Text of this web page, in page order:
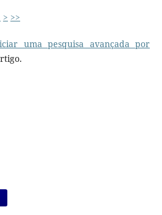
> >>
uma pesquisa avançada por